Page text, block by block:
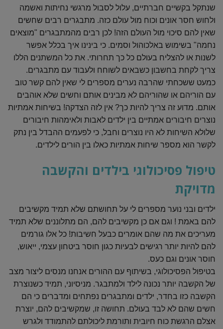
שנתקל בקשיים חברתיים, עלול לסבול מרגשי נחיתות ואשמה
ולחוש חסר אונים וכוח מול עולם כזה. מתבגרים רבים שחשים
שאין להם סיכוי מול העולם הזה! לכן רבים מהמתבגרים "מוצאים
נחמה" בשימוש באלכוהול וסמים. כי בינינו איך בכלל אפשר
לשנות או להצליח בעולם כל כך תחרותי. את כל המשתנים הללו
צריך לקחת בחשבון כשבאים לשוחח ולעבוד עם מתבגרים.
כמעט ששכחתי שהרבה נערים מספרים לי שאין להם קשר טוב
עם הוריהם או שהוריהם לא מבינים אותם וחשים שלא אוהבים
אותם. מדוע זה צריך להיות כך? אין לזה הצדקה! בשיחות אמתיות
נוצרים חיבורים אמתיים בין ילדים לאבות ולאימהות חיבורים
שלולא השיחות לא היו נוצרים וחבל, כי לפעמים ההבדל בין נתק
לקשר הוא מספר שיחות אמתיות כאלו בין הורים לילדים.
טיפול פסיכולוגי בילדים והקשבה
מדויקת
ילדים ובני נוער מספרים לי על תחושתם שלא תמיד מקשיבים
להם באמת ! וגם אם כן מקשיבים להם, הם מתלוננים שלא תמיד
מעריכים את מה שהם אומרים כבעל חשיבות! כל אלו גורמים
להם להיות יותר רגישים לבעיות כגון חוסר ביטחון עצמי, ייאוש,
חוסר אונים וגם כעס.
בטיפול הפסיכולוגי, בשיתוף עם ההורים אנחנו מנסים ליצור מצב
של הקשבה יותר נכונה לילד ולמתבגר. מניסיוני, תמיד כשנוצרת
הקשבה כזו בחדר, ילדים ומתבגרים נפתחים ומדברים כי הם
חשים שהם לא לבד בעולם. תחושה זו, שמקשיבים להם, יוצרת
אצלם הרגשת כוח חיובית ותורמת ליכולתם להתמודד ולגרש